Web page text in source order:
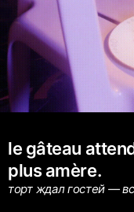
le gâteau
plus amère.
торт ждал гостей —